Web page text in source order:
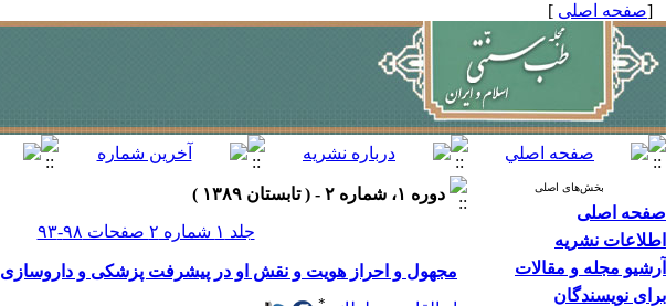
[صفحه اصلی ]
بخش‌های اصلی
صفحه اصلی
اطلاعات نشریه
آرشیو مجله و مقالات
برای نویسندگان
دوره ۱، شماره ۲ - ( تابستان ۱۳۸۹ )
جلد ۱ شماره ۲ صفحات ۹۸-۹۳
مجهول و احراز هویت و نقش او در پیشرفت پزشکی و داروسازی